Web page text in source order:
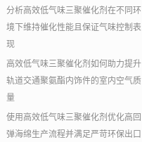
分析高效低气味三聚催化剂在不同环
境下维持催化性能且保证气味控制表
现
高效低气味三聚催化剂如何助力提升
轨道交通聚氨酯内饰件的室内空气质
量
使用高效低气味三聚催化剂优化高回
弹海绵生产流程并满足严苛环保出口